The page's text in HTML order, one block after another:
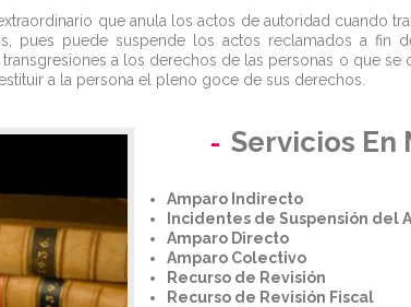
que anula los actos de autoridad cuando
pues puede suspende los actos reclamados a fin
a los derechos de las personas o que
a la persona el pleno goce de sus derechos.
Servicios En
Amparo Indirecto
Incidentes de Suspensión del
Amparo Directo
Amparo Colectivo
Recurso de Revisión
Recurso de Revisión Fiscal